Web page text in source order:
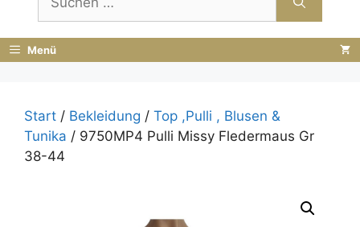
nach:
Menü
Start / Bekleidung / Top ,Pulli , Blusen &
Tunika / 9750MP4 Pulli Missy Fledermaus Gr
38-44